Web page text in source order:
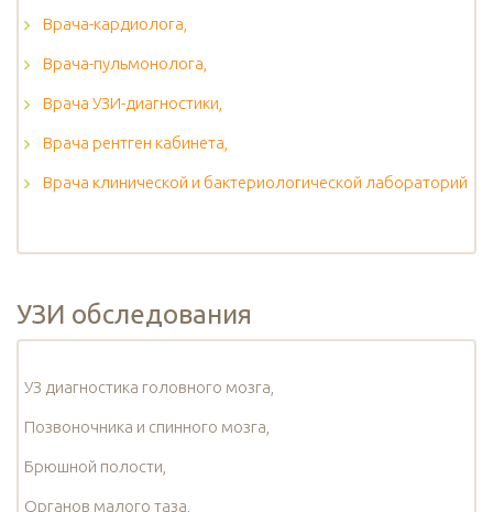
Врача-кардиолога,
Врача-пульмонолога,
Врача УЗИ-диагностики,
Врача рентген кабинета,
Врача клинической и бактериологической лабораторий
УЗИ обследования
УЗ диагностика головного мозга,
Позвоночника и спинного мозга,
Брюшной полости,
Органов малого таза,